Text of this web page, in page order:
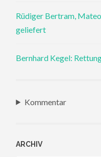
Rüdiger Bertram,
geliefert
Bernhard Kegel:
Kommentar
ARCHIV